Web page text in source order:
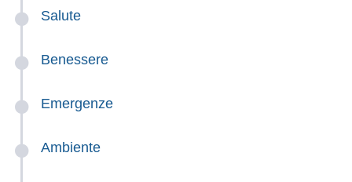
Salute
Benessere
Emergenze
Ambiente